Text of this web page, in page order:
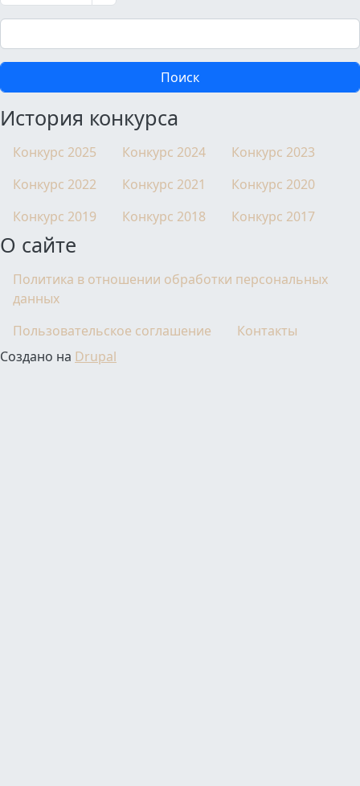
Поиск
История конкурса
Конкурс 2025 Конкурс 2024
Конкурс 2023
Конкурс 2022
Конкурс 2021
Конкурс 2020
Конкурс 2019
Конкурс 2018 Конкурс 2017
О сайте
Политика в отношении обработки персональных
данных
Пользовательское соглашение
Контакты
Создано на Drupal